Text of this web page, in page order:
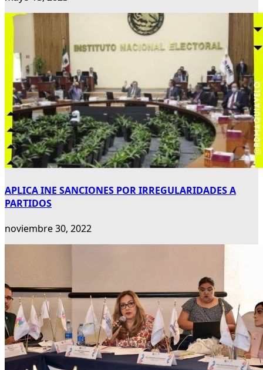
APLICA INE SANCIONES POR IRREGULARIDADES A
PARTIDOS
noviembre 30, 2022